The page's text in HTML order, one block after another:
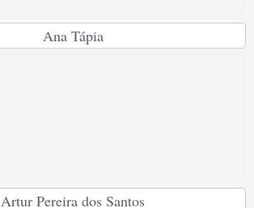
Ana Tápia
Artur Pereira dos Santos